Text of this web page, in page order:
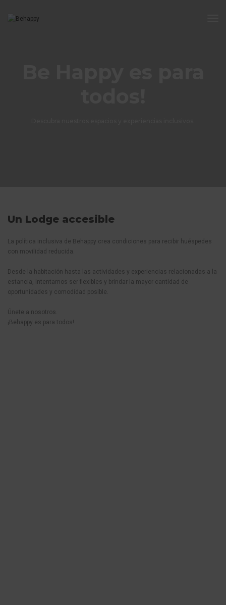
Un Lodge accesible
La política inclusiva de Behappy crea condiciones para recibir huéspedes
con movilidad reducida.
Desde la habitación hasta las actividades y experiencias relacionadas a la
estancia, intentamos ser flexibles y brindar la mayor cantidad de
oportunidades y comodidad posible.
Únete a nosotros.
¡Behappy es para todos!